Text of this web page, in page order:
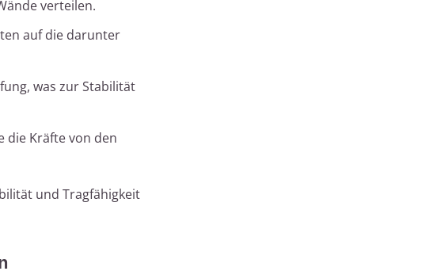
verteilen.
auf die darunter
was zur Stabilität
die Kräfte von den
und Tragfähigkeit